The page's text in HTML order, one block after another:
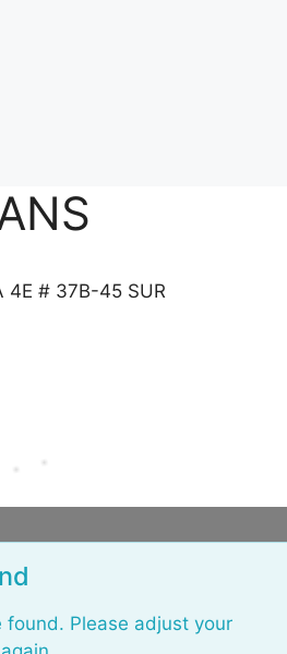
4E # 37B-45 SUR
found. Please adjust your